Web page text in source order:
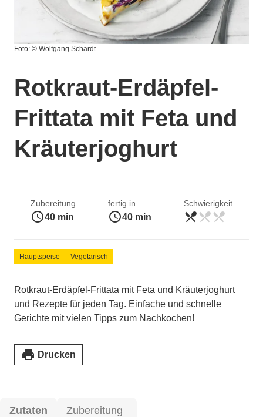
Foto: © Wolfgang Schardt
Rotkraut-Erdäpfel-
Frittata mit Feta und
Kräuterjoghurt
Zubereitung
access_time40 min
fertig in
access_time40 min
Schwierigkeit
leicht
restaurant_menu restaurant_menu restaurant_menu
Hauptspeise Vegetarisch
Rotkraut-Erdäpfel-Frittata mit Feta und Kräuterjoghurt
und Rezepte für jeden Tag. Einfache und schnelle
Gerichte mit vielen Tipps zum Nachkochen!
print Drucken
Zutaten Zubereitung